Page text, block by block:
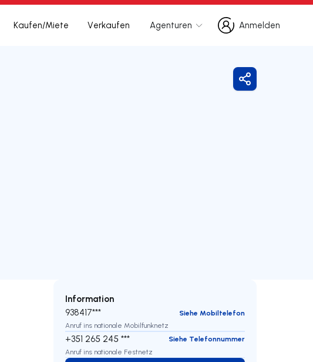
Kaufen/Miete Verkaufen Agenturen
Anmelden
Anmelden
Freigeben
Information
938417***
Siehe Mobiltelefon
Anruf ins nationale Mobilfunknetz
+351 265 245 ***
Siehe Telefonnummer
Anruf ins nationale Festnetz